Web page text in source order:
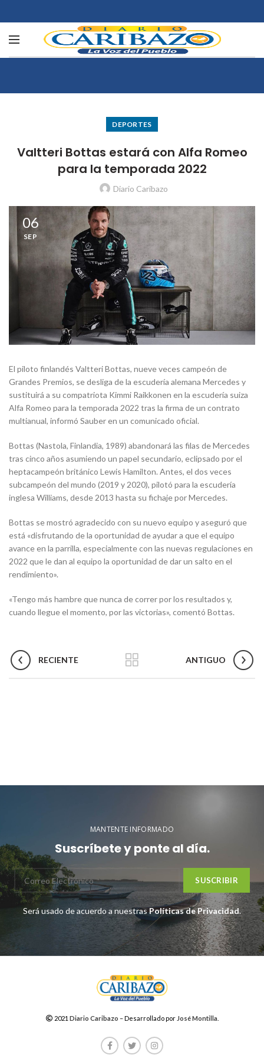
DEPORTES
Valtteri Bottas estará con Alfa Romeo
para la temporada 2022
Diario Caribazo
06
SEP
El piloto finlandés Valtteri Bottas, nueve veces campeón de
Grandes Premios, se desliga de la escudería alemana Mercedes y
sustituirá a su compatriota Kimmi Raikkonen en la escudería suiza
Alfa Romeo para la temporada 2022 tras la firma de un contrato
multianual, informó Sauber en un comunicado oficial.
Bottas (Nastola, Finlandia, 1989) abandonará las filas de Mercedes
tras cinco años asumiendo un papel secundario, eclipsado por el
heptacampeón británico Lewis Hamilton. Antes, el dos veces
subcampeón del mundo (2019 y 2020), pilotó para la escudería
inglesa Williams, desde 2013 hasta su fichaje por Mercedes.
Bottas se mostró agradecido con su nuevo equipo y aseguró que
está «disfrutando de la oportunidad de ayudar a que el equipo
avance en la parrilla, especialmente con las nuevas regulaciones en
2022 que le dan al equipo la oportunidad de dar un salto en el
rendimiento».
«Tengo más hambre que nunca de correr por los resultados y,
cuando llegue el momento, por las victorias», comentó Bottas.
RECIENTE ANTIGUO
MANTENTE INFORMADO
Suscríbete y ponte al día.
Será usado de acuerdo a nuestrasPolíticas de Privacidad.
2021 Diario Caribazo – Desarrollado por José Montilla